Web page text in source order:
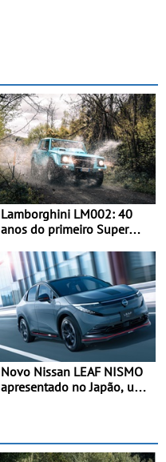
Lamborghini LM002: 40
anos do primeiro Super
a Lamborghini desvendou
o extraordinário todo-o-
terreno com motor V12 que
abriu caminho para a
família Urus
Novo Nissan LEAF NISMO
apresentado no Japão, uma
desempenho da terceira